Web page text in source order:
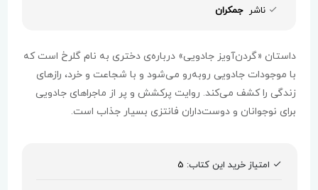
ناشر جمکران
داستان «گردن‌آویز جادویی» درباره‌ی دختری به نام گلرخ است که
با موجودات جادویی روبه‌رو می‌شود و با شجاعت و خرد، رازهای
زندگی را کشف می‌کند. روایت پرکشش و پر از ماجراهای جادویی
برای نوجوانان و دوست‌داران فانتزی بسیار جذاب است.
امتیاز خرید این کتاب: 5